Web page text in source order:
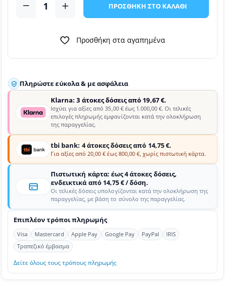
ΠΡΟΣΘΗΚΗ ΣΤΟ ΚΑΛΑΘΙ
Προσθήκη στα αγαπημένα
Πληρώστε εύκολα & με ασφάλεια
Klarna: 3 άτοκες δόσεις από 19,67 €.
Ισχύει για αξίες από 35,00 € έως 1.000,00 €. Οι τελικές
επιλογές πληρωμής εμφανίζονται κατά την ολοκλήρωση
της παραγγελίας.
tbi bank: 4 άτοκες δόσεις από 14,75 €.
Για αξίες από 20,00 € έως 800,00 €, χωρίς πιστωτική κάρτα.
Πιστωτική κάρτα: έως 4 άτοκες δόσεις,
ενδεικτικά από 14,75 € / δόση.
Οι τελικές δόσεις υπολογίζονται κατά την ολοκλήρωση της
παραγγελίας, με βάση το σύνολο της παραγγελίας.
Επιπλέον τρόποι πληρωμής
Visa Mastercard Apple Pay Google Pay PayPal
IRIS
Τραπεζικό έμβασμα
Δείτε όλους τους τρόπους πληρωμής